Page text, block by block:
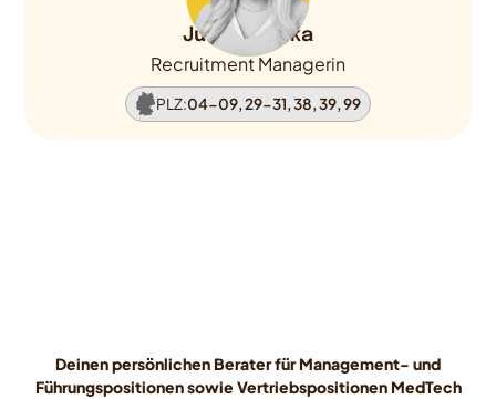
Julia Brzoska
Recruitment Managerin
PLZ:04-09, 29-31, 38, 39, 99
Deinen persönlichen Berater für Management- und
Führungspositionen sowie Vertriebspositionen MedTech